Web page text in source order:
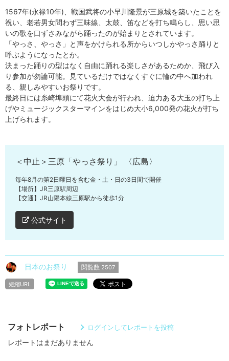
1567年(永禄10年)、戦国武将の小早川隆景が三原城を築いたことを
祝い、老若男女問わず三味線、太鼓、笛などを打ち鳴らし、思い思
いの歌を口ずさみながら踊ったのが始まりとされています。
「やっさ、やっさ」と声をかけられる所からいつしかやっさ踊りと
呼ぶようになったとか。
決まった踊りの型はなく自由に踊れる楽しさがあるためか、飛び入
り参加が勿論可能。見ているだけではなくすぐに輪の中へ加われ
る、親しみやすいお祭りです。
最終日には糸崎埠頭にて花火大会が行われ、迫力ある大玉の打ち上
げやミュージックスターマインをはじめ大小6,000発の花火が打ち
上げられます。
＜中止＞三原「やっさ祭り」 〈広島〉
毎年8月の第2日曜日を含む金・土・日の3日間で開催
【場所】JR三原駅周辺
【交通】JR山陽本線三原駅から徒歩1分
公式サイト
日本のお祭り 閲覧数 2507
短縮URL
フォトレポート ログインしてレポートを投稿
レポートはまだありません